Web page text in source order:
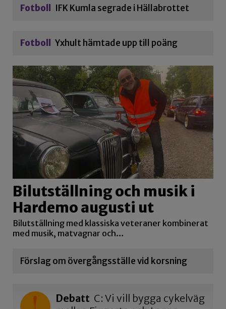
Fotboll IFK Kumla segrade i Hällabrottet
Fotboll Yxhult hämtade upp till poäng
Bilutställning och musik i
Hardemo augusti ut
Bilutställning med klassiska veteraner kombinerat
med musik, matvagnar och…
Förslag om övergångsställe vid korsning
Debatt C: Vi vill bygga cykelväg